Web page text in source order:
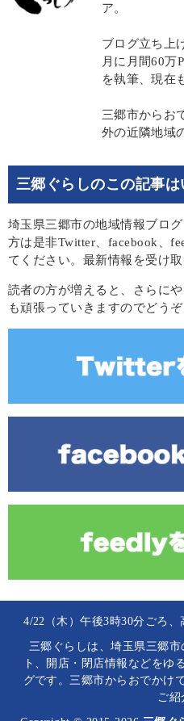
ア。
ブログ立ち上
月に月間60万
を執筆、現在
三郷市からお
外の近隣地域
三郷ぐらしのこの記事は
埼玉県三郷市の地域情報ブロ
方は是非Twitter、facebook、
てください。最新情報を受け取
読者の方が増えると、さらに
も頑張っていきますのでどう
4/22（木）午後3時30分ごろ
三郷ぐらしは、埼玉県三郷
ト、開店・閉店情報などをゆ
グです。三郷市からおでかけ
ご紹